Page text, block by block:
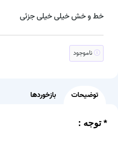
خط و خش خیلی خیلی جزئی
ناموجود
توضیحات بازخوردها
* توجه :